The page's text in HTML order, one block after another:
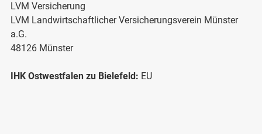
LVM Versicherung
LVM Landwirtschaftlicher Versicherungsverein Münster
a.G.
48126 Münster
IHK Ostwestfalen zu Bielefeld: EU